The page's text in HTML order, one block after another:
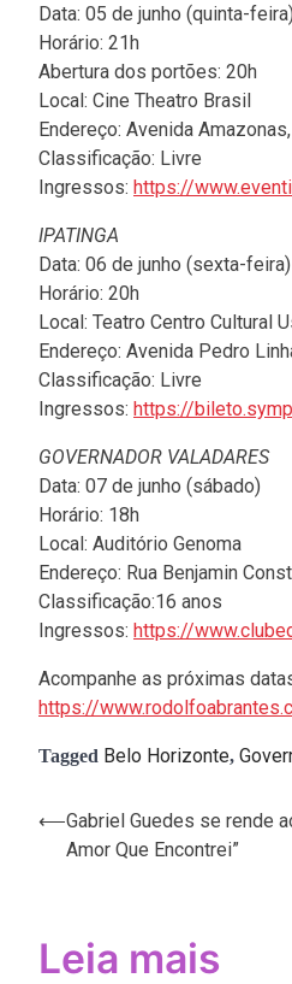
Data: 05 de junho (quinta-feira)
Horário: 21h
Abertura dos portões: 20h
Local: Cine Theatro Brasil
Endereço: Avenida
Classificação: Livre
Ingressos: https://
IPATINGA
Data: 06 de junho (sexta-feira)
Horário: 20h
Local: Teatro Centro Cultural
Endereço: Avenida Pedro
Classificação: Livre
Ingressos: https://
GOVERNADOR VALADARES
Data: 07 de junho (sábado)
Horário: 18h
Local: Auditório Genoma
Endereço: Rua Benjamin
Classificação:16 anos
Ingressos: https://
Acompanhe as próximas
https://
Tagged Belo Horizonte,
Navegação
⟵Gabriel Guedes se rende
Amor Que Encontrei”
Leia mais